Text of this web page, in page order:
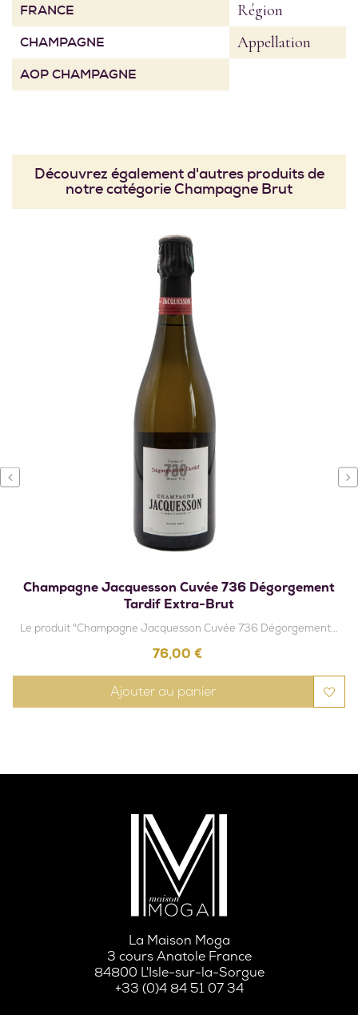
FRANCE Région
CHAMPAGNE Appellation
AOP CHAMPAGNE
Découvrez également d'autres produits de
notre catégorie Champagne Brut
Champagne Jacquesson Cuvée 736 Dégorgement
Tardif Extra-Brut
Le produit "Champagne Jacquesson Cuvée 736 Dégorgement...
Prix
76,00 €
Ajouter au panier
La Maison Moga
3 cours Anatole France
84800 L'Isle-sur-la-Sorgue
+33 (0)4 84 51 07 34